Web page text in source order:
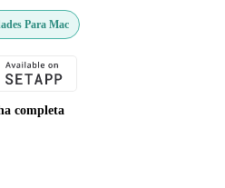
Para Mac
completa